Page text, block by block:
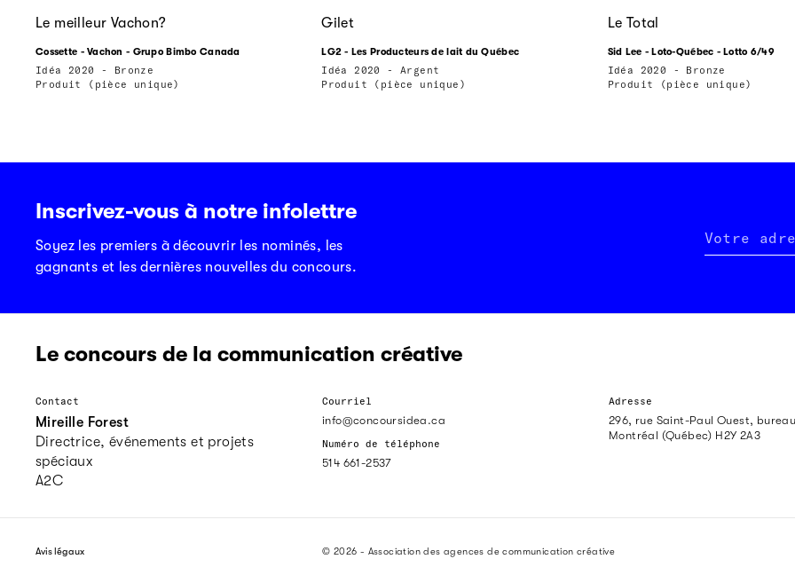
Le meilleur Vachon?
Cossette - Vachon - Grupo Bimbo Canada
Idéa 2020 - Bronze
Produit (pièce unique)
Gilet
LG2 - Les Producteurs de lait du Québec
Idéa 2020 - Argent
Produit (pièce unique)
Le Total
Sid Lee - Loto-Québec - Lotto 6/49
Idéa 2020 - Bronze
Produit (pièce unique)
Inscrivez-vous à notre infolettre
Soyez les premiers à découvrir les nominés, les
gagnants et les dernières nouvelles du concours.
Votre
Le concours de la communication créative
Contact
Mireille Forest
Directrice, événements et projets
spéciaux
A2C
Courriel
info@concoursidea.ca
Numéro de téléphone
514 661-2537
Adresse
296, rue Saint-Paul Ouest,
Montréal (Québec) H2Y 2A3
Avis légaux © 2026 - Association des agences de communication créative